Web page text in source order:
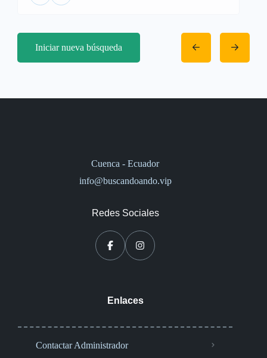
Iniciar nueva búsqueda
Cuenca - Ecuador
info@buscandoando.vip
Redes Sociales
Enlaces
Contactar Administrador